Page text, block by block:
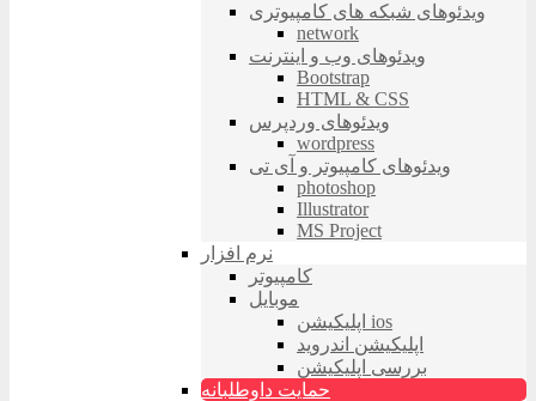
ویدئوهای شبکه های کامپیوتری
network
ویدئوهای وب و اینترنت
Bootstrap
HTML & CSS
ویدئوهای وردپرس
wordpress
ویدئوهای کامپیوتر و آی تی
photoshop
Illustrator
MS Project
نرم افزار
کامپیوتر
موبایل
اپلیکیشن ios
اپلیکیشن اندروید
بررسی اپلیکیشن
حمایت داوطلبانه